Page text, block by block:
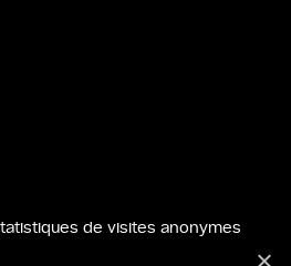
de visites anonymes